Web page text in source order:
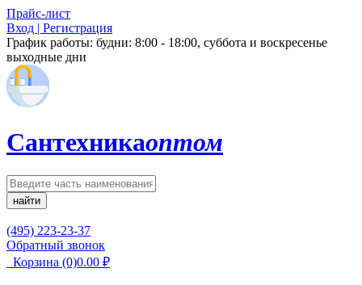
Прайс-лист
Вход | Регистрация
График работы: будни: 8:00 - 18:00, суббота и воскресенье
выходные дни
Сантехникаоптом
найти
(495) 223-23-37
Обратный звонок
Корзина (0)0.00 ₽